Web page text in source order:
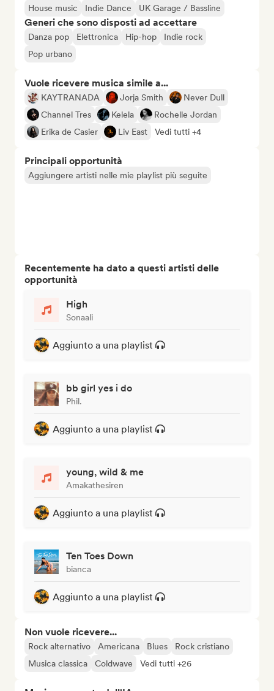
House music Indie Dance UK Garage / Bassline
Generi che sono disposti ad accettare
Danza pop Elettronica Hip-hop
Indie rock
Pop urbano
Vuole ricevere musica simile a...
KAYTRANADA Jorja Smith
Never Dull
Channel Tres
Kelela
Rochelle Jordan
Erika de Casier
Liv East Vedi tutti +4
Principali opportunità
Aggiungere artisti nelle mie playlist più seguite
Recentemente ha dato a questi artisti delle
opportunità
High
Sonaali
Aggiunto a una playlist
bb girl yes i do
Phil.
Aggiunto a una playlist
young, wild & me
Amakathesiren
Aggiunto a una playlist
Ten Toes Down
bianca
Aggiunto a una playlist
Non vuole ricevere...
Rock alternativo Americana Blues
Rock cristiano
Musica classica
Coldwave Vedi tutti +26